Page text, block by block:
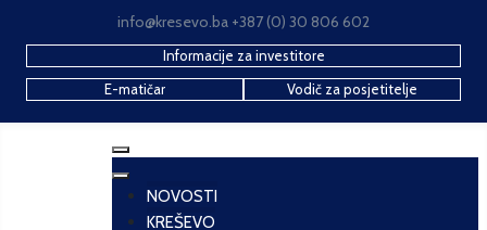
info@kresevo.ba +387 (0) 30 806 602
Informacije za investitore
E-matičar
Vodič za posjetitelje
NOVOSTI
KREŠEVO